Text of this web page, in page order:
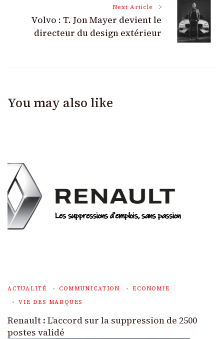
Next Article
Volvo : T. Jon Mayer devient le
directeur du design extérieur
You may also like
ACTUALITÉ COMMUNICATION
ECONOMIE
VIE DES MARQUES
Renault : L’accord sur la suppression de 2500
postes validé